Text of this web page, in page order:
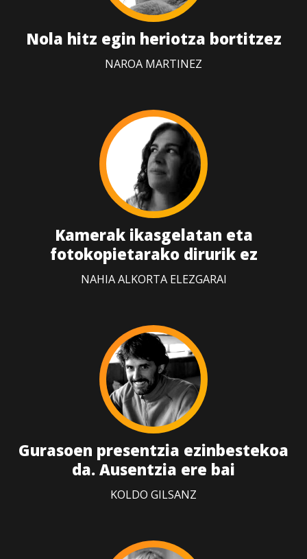
Nola hitz egin heriotza bortitzez
NAROA MARTINEZ
Kamerak ikasgelatan eta
fotokopietarako dirurik ez
NAHIA ALKORTA ELEZGARAI
Gurasoen presentzia ezinbestekoa
da. Ausentzia ere bai
KOLDO GILSANZ